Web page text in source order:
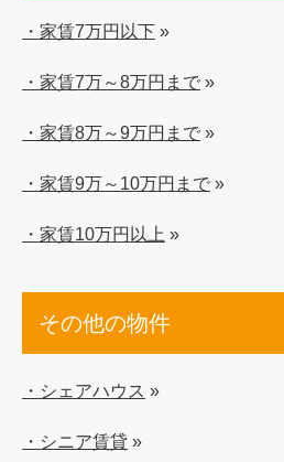
・家賃7万円以下 »
・家賃7万～8万円まで »
・家賃8万～9万円まで »
・家賃9万～10万円まで »
・家賃10万円以上 »
その他の物件
・シェアハウス »
・シニア賃貸 »